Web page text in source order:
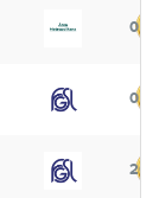
0
0